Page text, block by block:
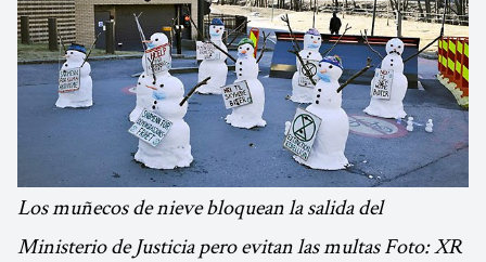
Los muñecos de nieve bloquean la salida del
Ministerio de Justicia pero evitan las multas Foto: XR